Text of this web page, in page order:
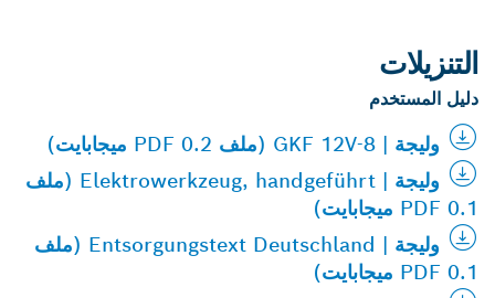
التنزيلات
دليل المستخدم
وليجة | GKF 12V-8 (ملف PDF 0.2 ميجابايت)
وليجة | Elektrowerkzeug, handgeführt (ملف
PDF 0.1 ميجابايت)
وليجة | Entsorgungstext Deutschland (ملف
PDF 0.1 ميجابايت)